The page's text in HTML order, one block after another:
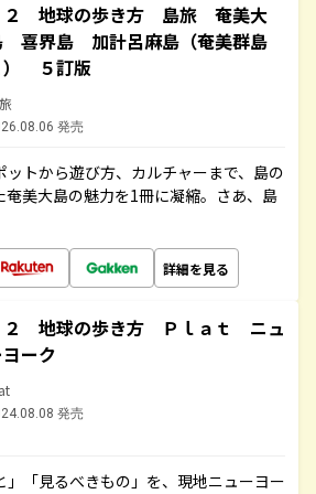
２ 地球の歩き方 島旅 奄美大
喜界島 加計呂麻島（奄美群島
） ５訂版
発売
トから遊び方、カルチャーまで、島の
奄美大島の魅力を1冊に凝縮。さあ、島
詳細を見る
２ 地球の歩き方 Ｐｌａｔ ニュ
ーク
発売
」「見るべきもの」を、現地ニューヨー